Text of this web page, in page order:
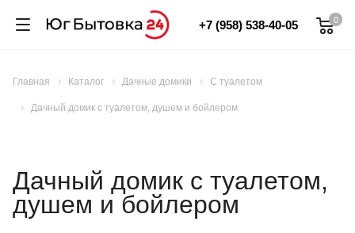
0
+7 (958) 538-40-05
Главная Каталог Дачные домики С туалетом
Дачный домик с туалетом, душем и бойлером
Дачный домик с туалетом,
душем и бойлером